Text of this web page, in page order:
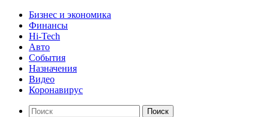
Бизнес и экономика
Финансы
Hi-Tech
Авто
События
Назначения
Видео
Коронавирус
Поиск